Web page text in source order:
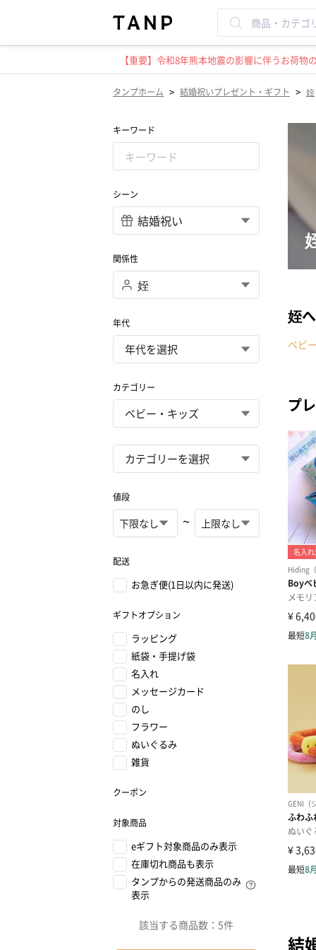
【重要】令和8年熊本地震の影響に伴うお荷
タンプホーム > 結婚祝いプレゼント・ギフト > 姪
キーワード
シーン
関係性
年代
カテゴリー
値段
~
配送
お急ぎ便(1日以内に発送)
ギフトオプション
ラッピング
紙袋・手提げ袋
名入れ
メッセージカード
のし
フラワー
ぬいぐるみ
雑貨
クーポン
対象商品
eギフト対象商品のみ表示
在庫切れ商品も表示
タンプからの発送商品のみ
表示
該当する商品数： 5件
姪
ベビ
プ
結